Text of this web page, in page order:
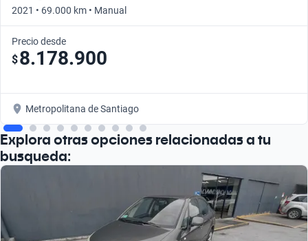
2021 • 69.000 km • Manual
Precio desde
$8.178.900
Metropolitana de Santiago
Explora otras opciones relacionadas a tu
busqueda: